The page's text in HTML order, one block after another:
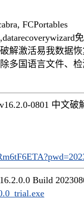
FCPortables
解激活易我数据
多国语言文件、
0801 中文
Build